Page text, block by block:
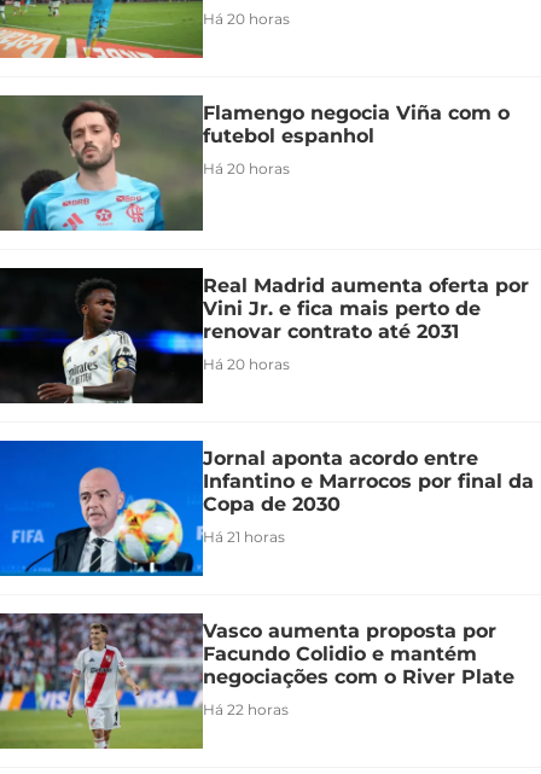
Há 20 horas
Flamengo negocia Viña com o
futebol espanhol
Há 20 horas
Real Madrid aumenta oferta por
Vini Jr. e fica mais perto de
renovar contrato até 2031
Há 20 horas
Jornal aponta acordo entre
Infantino e Marrocos por final da
Copa de 2030
Há 21 horas
Vasco aumenta proposta por
Facundo Colidio e mantém
negociações com o River Plate
Há 22 horas